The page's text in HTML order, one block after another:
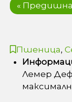
« Предишна
Пшеница,
Лемер